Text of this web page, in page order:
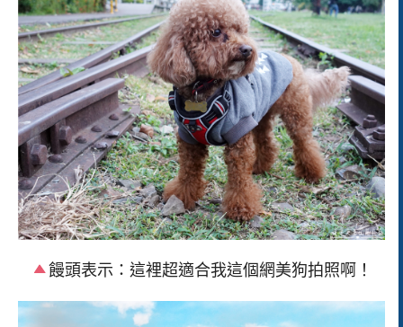
饅頭表示：這裡超適合我這個網美狗拍照啊！